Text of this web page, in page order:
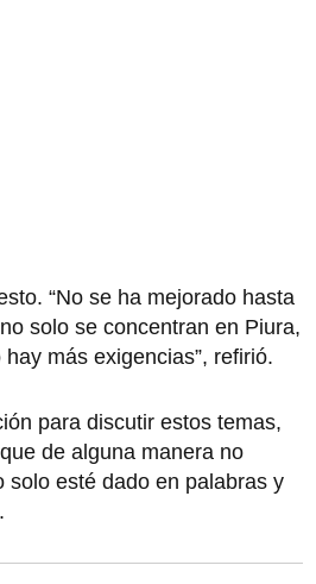
“No se ha mejorado hasta
solo se concentran en Piura,
más exigencias”, refirió.
para discutir estos temas,
de alguna manera no
solo esté dado en palabras y